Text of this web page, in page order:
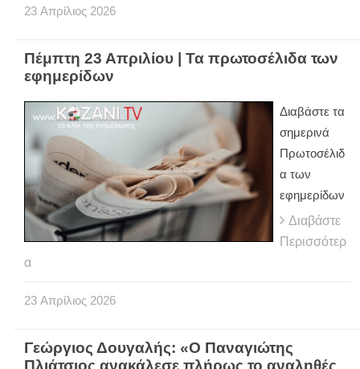
23 Απρίλιος 2026
Πέμπτη 23 Απριλίου | Τα πρωτοσέλιδα των
εφημερίδων
Διαβάστε τα
σημερινά
Πρωτοσέλιδ
α των
εφημερίδων
Διαβάστε
Περισσότερ
α
23 Απρίλιος 2026
Γεώργιος Δουγαλής: «Ο Παναγιώτης
Πλιάτσιος ανακάλεσε πλήρως το αναληθές